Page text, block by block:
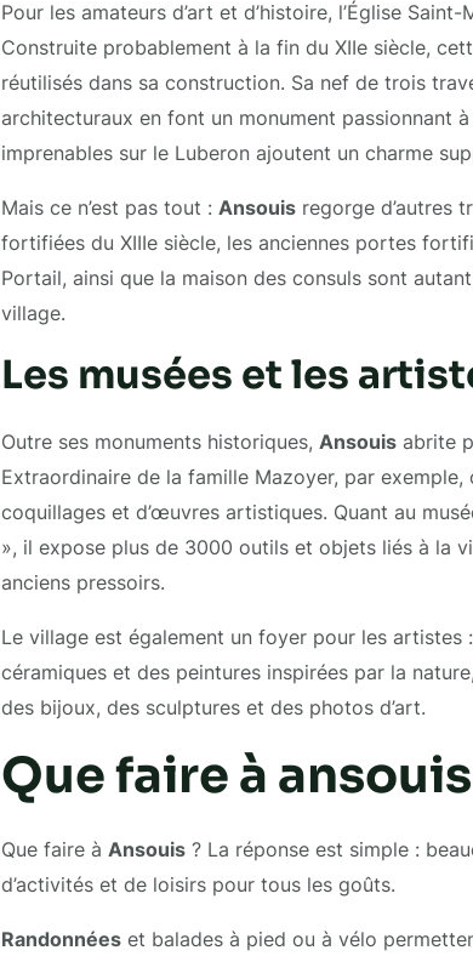
Pour les amateurs d’art et d’histoire, l’Église
Construite probablement à la fin du XIIe siècle,
réutilisés dans sa construction. Sa nef de trois
architecturaux en font un monument passionnant
imprenables sur le Luberon ajoutent un charme
Mais ce n’est pas tout : Ansouisregorge d’autres
fortifiées du XIIIe siècle, les anciennes portes
Portail, ainsi que la maison des consuls sont
village.
Les musées et les
Outre ses monuments historiques, Ansouisabrite
Extraordinaire de la famille Mazoyer, par
coquillages et d’œuvres artistiques. Quant au
», il expose plus de 3000 outils et objets liés à la
anciens pressoirs.
Le village est également un foyer pour les artistes
céramiques et des peintures inspirées par la
des bijoux, des sculptures et des photos d’art.
Que faire à
Que faire à Ansouis? La réponse est simple :
d’activités et de loisirs pour tous les goûts.
Randonnéeset balades à pied ou à vélo